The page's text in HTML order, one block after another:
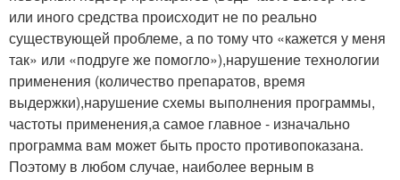
или иного средства происходит не по реально
существующей проблеме, а по тому что «кажется у меня
так» или «подруге же помогло»),нарушение технологии
применения (количество препаратов, время
выдержки),нарушение схемы выполнения программы,
частоты применения,а самое главное - изначально
программа вам может быть просто противопоказана.
Поэтому в любом случае, наиболее верным в